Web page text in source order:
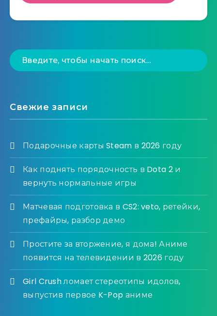
Свежие записи
Подарочные карты Steam в 2026 году
Как поднять порядочность в Dota 2 и
вернуть нормальные игры
Матчевая подготовка в CS2: veto, ретейки,
префайры, разбор демо
Простите за вторжение, я дома! Аниме
появится на телевидении в 2026 году
Girl Crush ломает стереотипы идолов,
выпустив первое K-Pop аниме